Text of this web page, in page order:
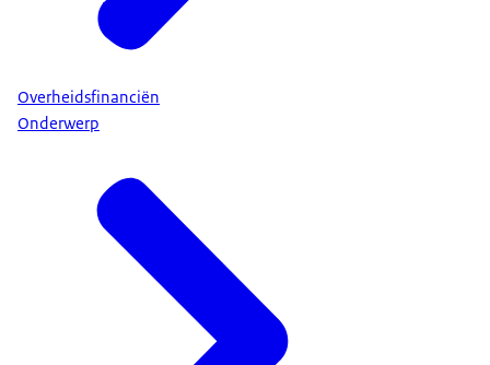
Overheidsfinanciën
Onderwerp